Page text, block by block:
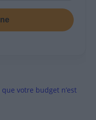
votre budget n’est